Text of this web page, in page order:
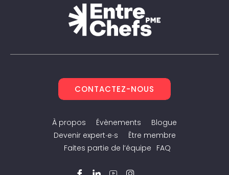
CONTACTEZ-NOUS
À propos Évènements
Blogue
Devenir expert∙e∙s
Être membre
Faites partie de l’équipe FAQ
FacebookLinkedInYouTubeInstagram